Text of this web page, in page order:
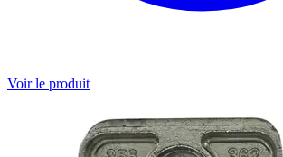
Voir le produit